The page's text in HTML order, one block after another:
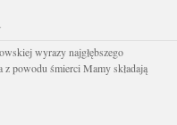
wyrazy najgłębszego
z powodu śmierci Mamy składają